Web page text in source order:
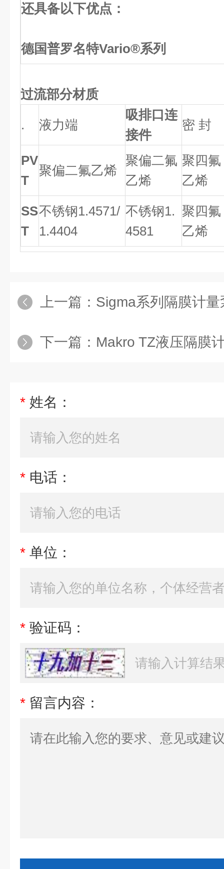
还具备以下优点：
德国普罗名特Vario®系列
过流部分材质
. 液力端
吸排口连
接件
密 封
PV
T
聚偏二氟乙烯
聚偏二氟
乙烯
聚四氟
乙烯
SS
T
不锈钢1.4571/
1.4404
不锈钢1.
4581
聚四氟
乙烯
上一篇： Sigma系列隔膜计量
下一篇： Makro TZ液压隔膜
* 姓名：
* 电话：
* 单位：
* 验证码：
* 留言内容：